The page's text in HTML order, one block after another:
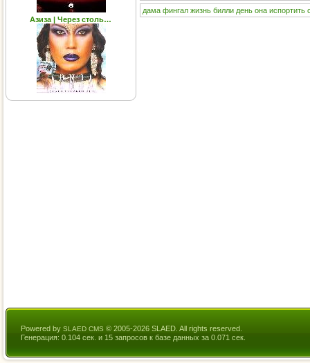
Азиза | Через столь…
дама фингал жизнь билли день она испортить
Powered by SLAED CMS © 2005-2026 SLAED. All rights reserved.
Генерация: 0.104 сек. и 15 запросов к базе данных за 0.071 сек.